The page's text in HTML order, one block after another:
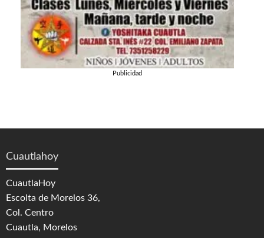
Publicidad
Cuautlahoy
CuautlaHoy
Escolta de Morelos 36,
Col. Centro
Cuautla, Morelos